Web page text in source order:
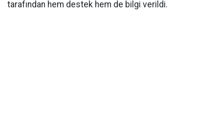
tarafından hem destek hem de bilgi verildi.